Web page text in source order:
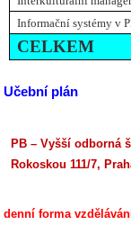
Informační systémy v
CELKEM
Učební plán
PB – Vyšší odborná
Rokoskou 111/7,
denní forma